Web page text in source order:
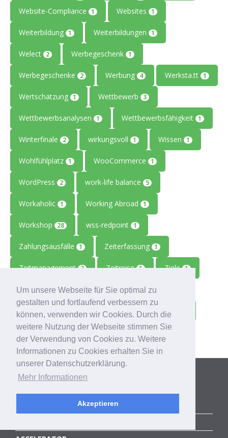
Um unsere Webseite für Sie optimal zu
gestalten und fortlaufend verbessern zu
können, verwenden wir Cookies. Durch die
weitere Nutzung der Webseite stimmen Sie
der Verwendung von Cookies zu. Weitere
Informationen zu Cookies erhalten Sie in
unserer Datenschutzerklärung.
Mehr Informationen
Akzeptieren
Website-Compliance 1 Websites 1
Weiterbildung 1 Weiterbildungen 1
Welect 2 Werbegeschenk 1
Werbegeschenke 2 Werbung 4 Werksta.tt 1
Wertschätzung 1 Wettbewerb 3
Wettbewerbsanalysen 1 Wettbewerbsfähigkeit 1
Winterfinale 2 wirkungsvoll 1 Wissen 1
Wohlfühlplatz 1 WooCommerce 1
WordPress 2 work-life balance 5
Workaholic 1 Working Abroad 1
Workshop 28 wss-redpoint 1
Zahlungsausfälle 1 Zeiterfassung 1
Zeitmanagement 2 Zeitreise 1 Ziele 1
Zolitron 1 Zoll 1 Zollwissen
Zoom Zukunft 1 Zulieferbetriebe
Zusammenarbeit 1
Kategorien
ALLE BLOGBEITRÄGE